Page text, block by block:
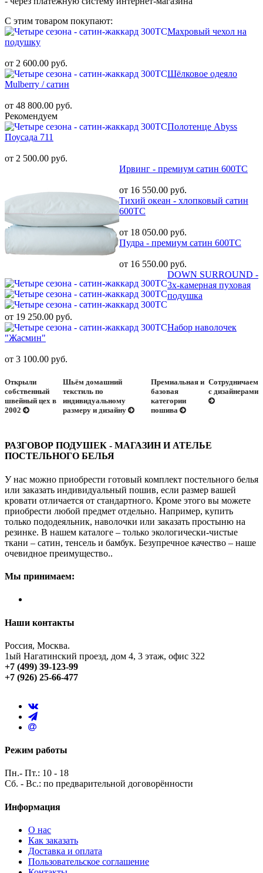
С этим товаром покупают:
Махровый чехол на
подушку
от 2 600.00 руб.
Шёлковое одеяло
Mulberry / сатин
от 48 800.00 руб.
Рекомендуем
Полотенце Abyss
Поусада 711
от 2 500.00 руб.
Ирвинг - премиум сатин 600ТС
от 16 550.00 руб.
Тихий океан - хлопковый сатин
600ТС
от 18 050.00 руб.
Пудра - премиум сатин 600ТС
от 16 550.00 руб.
DOWN SURROUND -
3х-камерная пуховая
подушка
от 19 250.00 руб.
Набор наволочек
"Жасмин"
от 3 100.00 руб.
Открыли
собственный
швейный цех в
2002
Шьём домашний
текстиль по
индивидуальному
размеру и дизайну
Премиальная и
базовая
категории
пошива
Сотрудничаем
с дизайнерами
РАЗГОВОР ПОДУШЕК - МАГАЗИН И АТЕЛЬЕ
ПОСТЕЛЬНОГО БЕЛЬЯ
У нас можно приобрести готовый комплект постельного белья
или заказать индивидуальный пошив, если размер вашей
кровати отличается от стандартного. Кроме этого вы можете
приобрести любой предмет отдельно. Например, купить
только пододеяльник, наволочки или заказать простыню на
резинке. В нашем каталоге – только экологически-чистые
ткани – сатин, тенсель и бамбук. Безупречное качество – наше
очевидное преимущество..
Мы принимаем:
Наши контакты
Россия, Москва.
1ый Нагатинский проезд, дом 4, 3 этаж, офис 322
+7 (499) 39-123-99
+7 (926) 25-66-477
Режим работы
Пн.- Пт.: 10 - 18
Сб. - Вс.: по предварительной договорённости
Информация
О нас
Как заказать
Доставка и оплата
Пользовательское соглашение